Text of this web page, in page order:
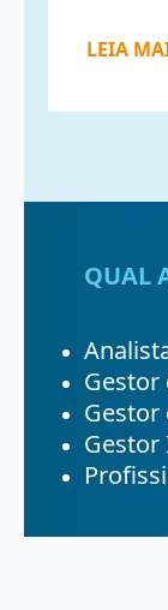
LEIA
QUAL
Gestor
Gestor